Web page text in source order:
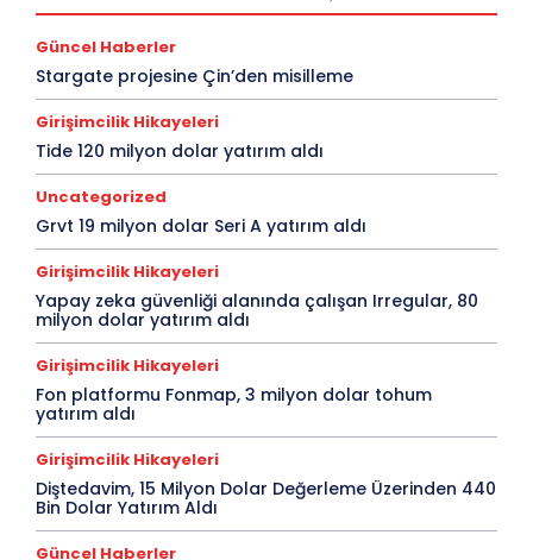
Güncel Haberler
Stargate projesine Çin’den misilleme
Girişimcilik Hikayeleri
Tide 120 milyon dolar yatırım aldı
Uncategorized
Grvt 19 milyon dolar Seri A yatırım aldı
Girişimcilik Hikayeleri
Yapay zeka güvenliği alanında çalışan Irregular, 80
milyon dolar yatırım aldı
Girişimcilik Hikayeleri
Fon platformu Fonmap, 3 milyon dolar tohum
yatırım aldı
Girişimcilik Hikayeleri
Diştedavim, 15 Milyon Dolar Değerleme Üzerinden 440
Bin Dolar Yatırım Aldı
Güncel Haberler